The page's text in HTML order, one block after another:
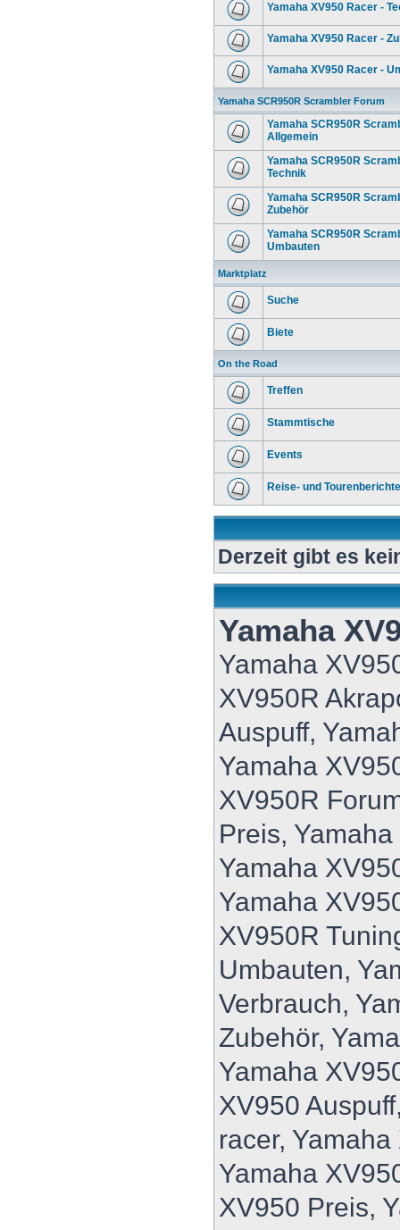
Yamaha XV950 Racer -
Yamaha XV950 Racer -
Yamaha XV950 Racer -
Yamaha SCR950R Scrambler Forum
Yamaha SCR950R
Allgemein
Yamaha SCR950R
Technik
Yamaha SCR950R
Zubehör
Yamaha SCR950R
Umbauten
Marktplatz
Suche
Biete
On the Road
Treffen
Stammtische
Events
Reise- und Tourenberichte
Derzeit gibt es
Yamaha
Yamaha
XV950R
Auspuff,
Yamaha
XV950R
Preis,
Yamaha
Yamaha
XV950R
Umbauten,
Verbrauch,
Zubehör,
Yamaha
XV950
racer,
Yamaha
XV950 Preis,